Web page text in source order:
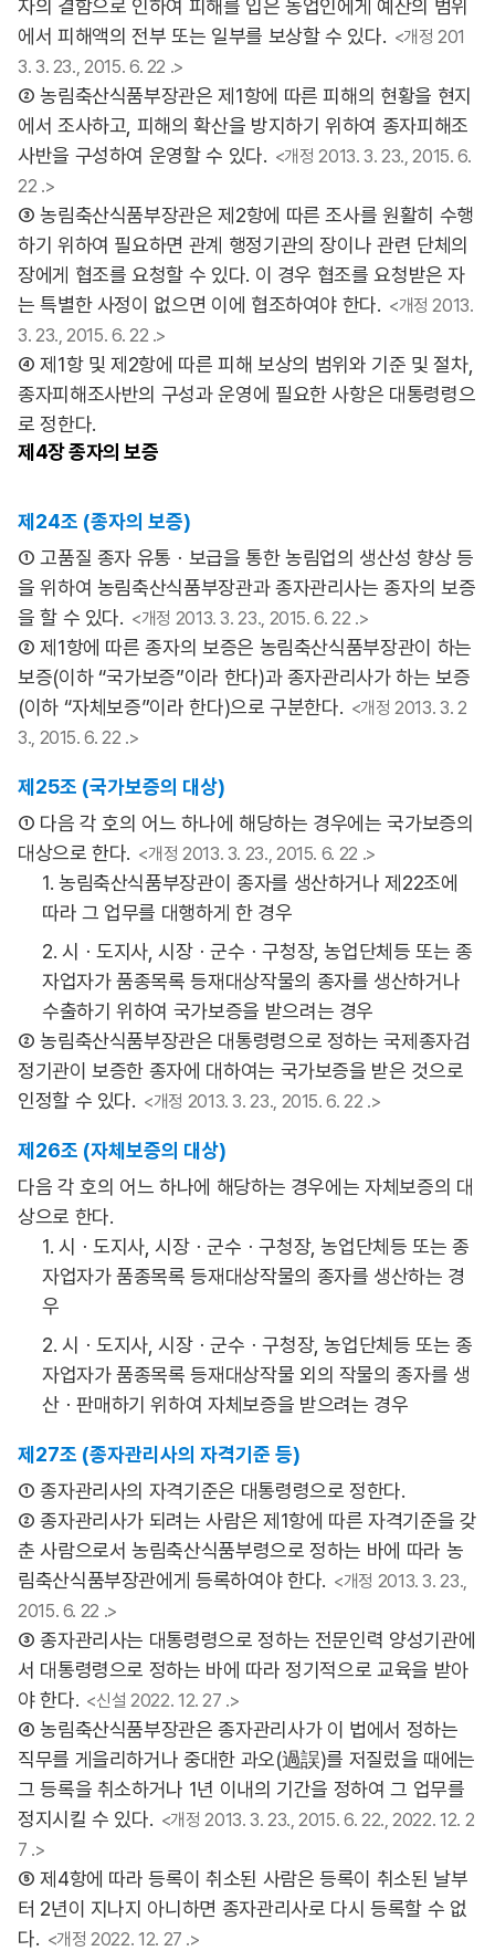
자의 결함으로 인하여 피해를 입은 농업인에게 예산의 범위
에서 피해액의 전부 또는 일부를 보상할 수 있다. <개정 201
3. 3. 23., 2015. 6. 22 .>
② 농림축산식품부장관은 제1항에 따른 피해의 현황을 현지
에서 조사하고, 피해의 확산을 방지하기 위하여 종자피해조
사반을 구성하여 운영할 수 있다. <개정 2013. 3. 23., 2015. 6.
22 .>
③ 농림축산식품부장관은 제2항에 따른 조사를 원활히 수행
하기 위하여 필요하면 관계 행정기관의 장이나 관련 단체의
장에게 협조를 요청할 수 있다. 이 경우 협조를 요청받은 자
는 특별한 사정이 없으면 이에 협조하여야 한다. <개정 2013.
3. 23., 2015. 6. 22 .>
④ 제1항 및 제2항에 따른 피해 보상의 범위와 기준 및 절차,
종자피해조사반의 구성과 운영에 필요한 사항은 대통령령으
로 정한다.
제4장종자의 보증
제24조 (종자의 보증)
① 고품질 종자 유통ㆍ보급을 통한 농림업의 생산성 향상 등
을 위하여 농림축산식품부장관과 종자관리사는 종자의 보증
을 할 수 있다. <개정 2013. 3. 23., 2015. 6. 22 .>
② 제1항에 따른 종자의 보증은 농림축산식품부장관이 하는
보증(이하 “국가보증”이라 한다)과 종자관리사가 하는 보증
(이하 “자체보증”이라 한다)으로 구분한다. <개정 2013. 3. 2
3., 2015. 6. 22 .>
제25조 (국가보증의 대상)
① 다음 각 호의 어느 하나에 해당하는 경우에는 국가보증의
대상으로 한다. <개정 2013. 3. 23., 2015. 6. 22 .>
1. 농림축산식품부장관이 종자를 생산하거나 제22조에
따라 그 업무를 대행하게 한 경우
2. 시ㆍ도지사, 시장ㆍ군수ㆍ구청장, 농업단체등 또는 종
자업자가 품종목록 등재대상작물의 종자를 생산하거나
수출하기 위하여 국가보증을 받으려는 경우
② 농림축산식품부장관은 대통령령으로 정하는 국제종자검
정기관이 보증한 종자에 대하여는 국가보증을 받은 것으로
인정할 수 있다. <개정 2013. 3. 23., 2015. 6. 22 .>
제26조 (자체보증의 대상)
다음 각 호의 어느 하나에 해당하는 경우에는 자체보증의 대
상으로 한다.
1. 시ㆍ도지사, 시장ㆍ군수ㆍ구청장, 농업단체등 또는 종
자업자가 품종목록 등재대상작물의 종자를 생산하는 경
우
2. 시ㆍ도지사, 시장ㆍ군수ㆍ구청장, 농업단체등 또는 종
자업자가 품종목록 등재대상작물 외의 작물의 종자를 생
산ㆍ판매하기 위하여 자체보증을 받으려는 경우
제27조 (종자관리사의 자격기준 등)
① 종자관리사의 자격기준은 대통령령으로 정한다.
② 종자관리사가 되려는 사람은 제1항에 따른 자격기준을 갖
춘 사람으로서 농림축산식품부령으로 정하는 바에 따라 농
림축산식품부장관에게 등록하여야 한다. <개정 2013. 3. 23.,
2015. 6. 22 .>
③ 종자관리사는 대통령령으로 정하는 전문인력 양성기관에
서 대통령령으로 정하는 바에 따라 정기적으로 교육을 받아
야 한다. <신설 2022. 12. 27 .>
④ 농림축산식품부장관은 종자관리사가 이 법에서 정하는
직무를 게을리하거나 중대한 과오(過誤)를 저질렀을 때에는
그 등록을 취소하거나 1년 이내의 기간을 정하여 그 업무를
정지시킬 수 있다. <개정 2013. 3. 23., 2015. 6. 22., 2022. 12. 2
7 .>
⑤ 제4항에 따라 등록이 취소된 사람은 등록이 취소된 날부
터 2년이 지나지 아니하면 종자관리사로 다시 등록할 수 없
다. <개정 2022. 12. 27 .>